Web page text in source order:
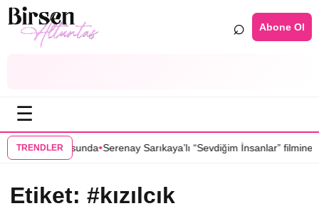
⌕ Abone Ol
☰
TRENDLERkadrosunda•Serenay Sarıkaya’lı “Sevdiğim İnsanlar” filmine
Etiket: #kızılcık